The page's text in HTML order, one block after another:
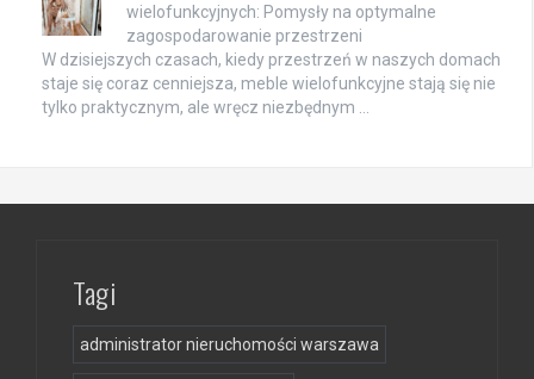
wielofunkcyjnych: Pomysły na optymalne
zagospodarowanie przestrzeni
W dzisiejszych czasach, kiedy przestrzeń w naszych domach
staje się coraz cenniejsza, meble wielofunkcyjne stają się nie
tylko praktycznym, ale wręcz niezbędnym …
Tagi
administrator nieruchomości warszawa